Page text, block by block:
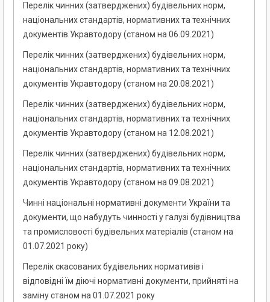
Перелік чинних (затверджених) будівельних норм,
національних стандартів, нормативних та технічних
документів Укравтодору (станом на 06.09.2021)
Перелік чинних (затверджених) будівельних норм,
національних стандартів, нормативних та технічних
документів Укравтодору (станом на 20.08.2021)
Перелік чинних (затверджених) будівельних норм,
національних стандартів, нормативних та технічних
документів Укравтодору (станом на 12.08.2021)
Перелік чинних (затверджених) будівельних норм,
національних стандартів, нормативних та технічних
документів Укравтодору (станом на 09.08.2021)
Чинні національні нормативні документи України та
документи, що набудуть чинності у галузі будівництва
та промисловості будівельних матеріалів (станом на
01.07.2021 року)
Перелік скасованих будівельних нормативів і
відповідні їм діючі нормативні документи, прийняті на
заміну станом на 01.07.2021 року